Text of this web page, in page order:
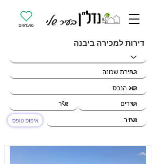
מועדפים
דירות למכירה ביבנה
איפוס טופס